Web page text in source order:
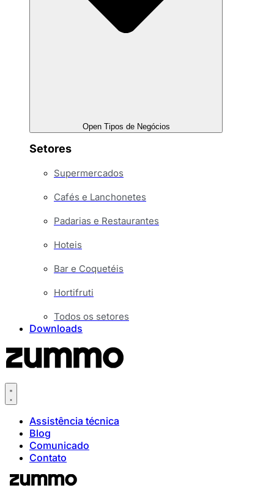
Open Tipos de Negócios
Setores
Supermercados
Cafés e Lanchonetes
Padarias e Restaurantes
Hoteis
Bar e Coquetéis
Hortifruti
Todos os setores
Downloads
Assistência técnica
Blog
Comunicado
Contato